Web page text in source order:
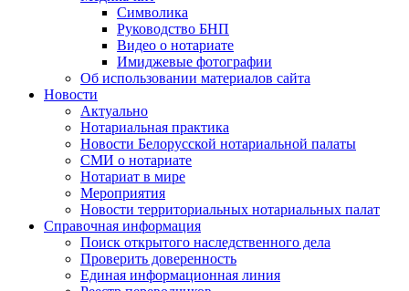
Символика
Руководство БНП
Видео о нотариате
Имиджевые фотографии
Об использовании материалов сайта
Новости
Актуально
Нотариальная практика
Новости Белорусской нотариальной палаты
СМИ о нотариате
Нотариат в мире
Мероприятия
Новости территориальных нотариальных палат
Справочная информация
Поиск открытого наследственного дела
Проверить доверенность
Единая информационная линия